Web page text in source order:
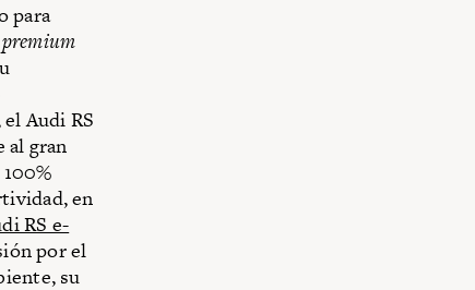
para
premium
Audi RS
al gran
en
RS e-
por el
su